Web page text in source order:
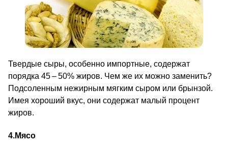
Твердые сыры, особенно импортные, содержат
порядка 45 – 50% жиров. Чем же их можно заменить?
Подсоленным нежирным мягким сыром или брынзой.
Имея хороший вкус, они содержат малый процент
жиров.
4.Мясо